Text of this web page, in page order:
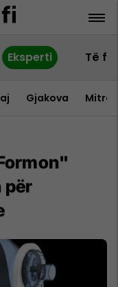
Eksperti Të
Gjakova
për